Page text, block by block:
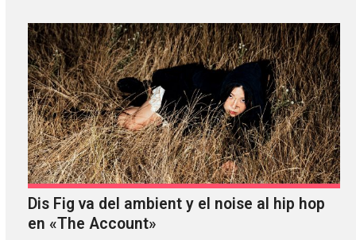
Dis Fig va del ambient y el noise al hip hop
en «The Account»